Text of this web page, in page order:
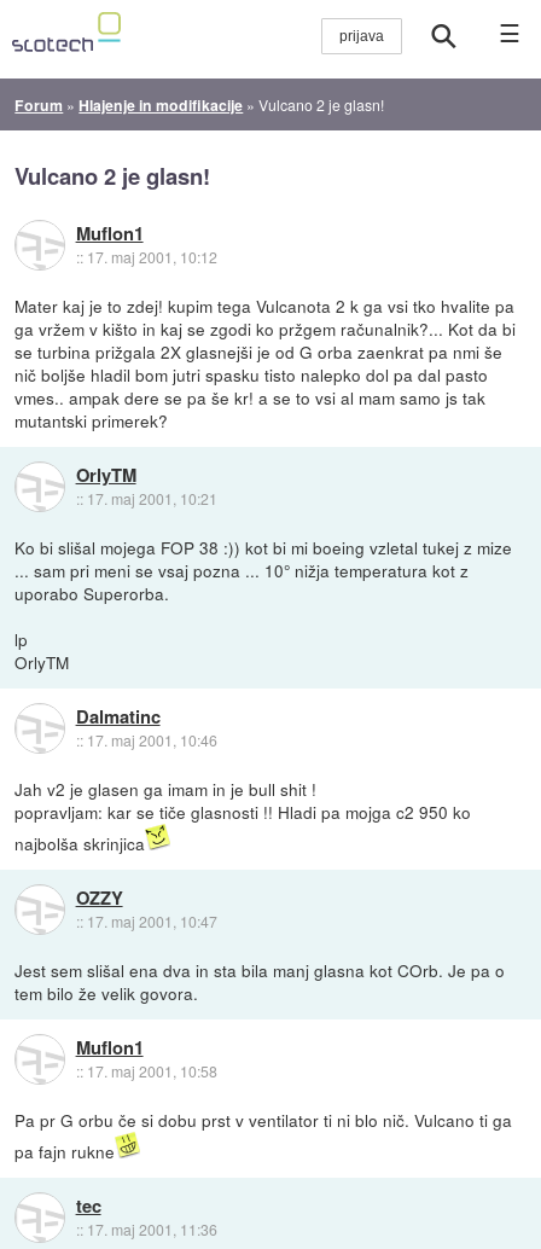
☰
Forum » Hlajenje in modifikacije »Vulcano 2 je glasn!
Vulcano 2 je glasn!
Muflon1
:: 17. maj 2001, 10:12
Mater kaj je to zdej! kupim tega Vulcanota 2 k ga vsi tko hvalite pa
ga vržem v kišto in kaj se zgodi ko pržgem računalnik?... Kot da bi
se turbina prižgala 2X glasnejši je od G orba zaenkrat pa nmi še
nič boljše hladil bom jutri spasku tisto nalepko dol pa dal pasto
vmes.. ampak dere se pa še kr! a se to vsi al mam samo js tak
mutantski primerek?
OrlyTM
:: 17. maj 2001, 10:21
Ko bi slišal mojega FOP 38 :)) kot bi mi boeing vzletal tukej z mize
... sam pri meni se vsaj pozna ... 10° nižja temperatura kot z
uporabo Superorba.
lp
OrlyTM
Dalmatinc
:: 17. maj 2001, 10:46
Jah v2 je glasen ga imam in je bull shit !
popravljam: kar se tiče glasnosti !! Hladi pa mojga c2 950 ko
najbolša skrinjica
OZZY
:: 17. maj 2001, 10:47
Jest sem slišal ena dva in sta bila manj glasna kot COrb. Je pa o
tem bilo že velik govora.
Muflon1
:: 17. maj 2001, 10:58
Pa pr G orbu če si dobu prst v ventilator ti ni blo nič. Vulcano ti ga
pa fajn rukne
tec
:: 17. maj 2001, 11:36